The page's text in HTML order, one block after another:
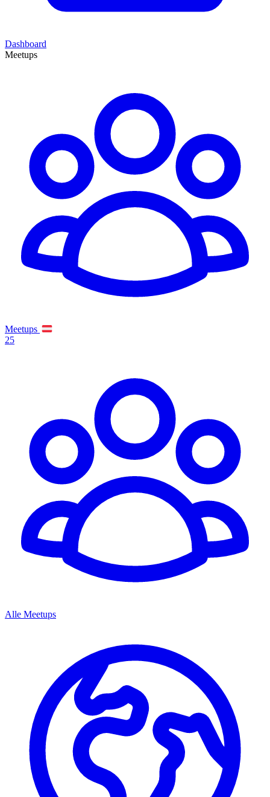
Dashboard
Meetups
Meetups
25
Alle Meetups